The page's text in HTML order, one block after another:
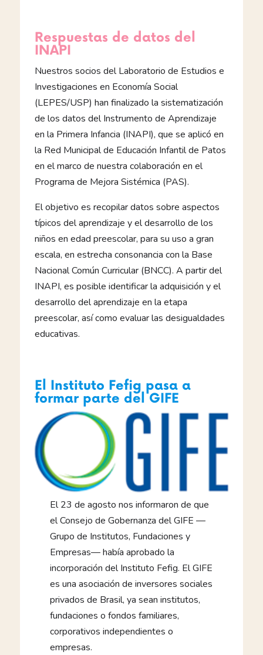
Respuestas de datos del
INAPI
Nuestros socios del Laboratorio de Estudios e
Investigaciones en Economía Social
(LEPES/USP) han finalizado la sistematización
de los datos del Instrumento de Aprendizaje
en la Primera Infancia (INAPI), que se aplicó en
la Red Municipal de Educación Infantil de Patos
en el marco de nuestra colaboración en el
Programa de Mejora Sistémica (PAS).
El objetivo es recopilar datos sobre aspectos
típicos del aprendizaje y el desarrollo de los
niños en edad preescolar, para su uso a gran
escala, en estrecha consonancia con la Base
Nacional Común Curricular (BNCC). A partir del
INAPI, es posible identificar la adquisición y el
desarrollo del aprendizaje en la etapa
preescolar, así como evaluar las desigualdades
educativas.
El Instituto Fefig pasa a
formar parte del GIFE
El 23 de agosto nos informaron de que
el Consejo de Gobernanza del GIFE —
Grupo de Institutos, Fundaciones y
Empresas— había aprobado la
incorporación del Instituto Fefig. El GIFE
es una asociación de inversores sociales
privados de Brasil, ya sean institutos,
fundaciones o fondos familiares,
corporativos independientes o
empresas.